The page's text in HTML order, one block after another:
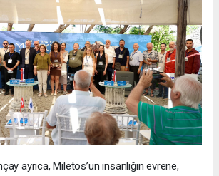
ayrıca, Miletos’un insanlığın evrene,